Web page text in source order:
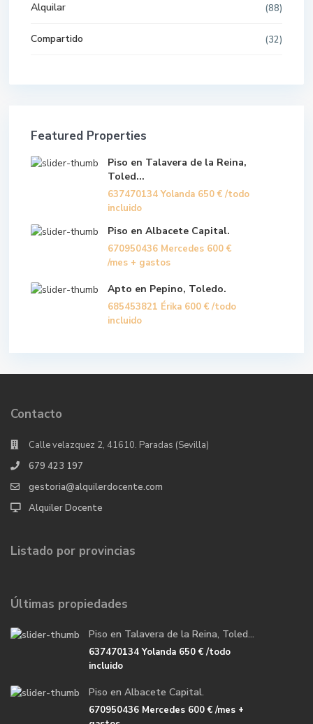
Alquilar (88)
Compartido (32)
Featured Properties
Piso en Talavera de la Reina,
Toled...
637470134 Yolanda 650 € /todo
incluido
Piso en Albacete Capital.
670950436 Mercedes 600 €
/mes + gastos
Apto en Pepino, Toledo.
685453821 Érika 600 € /todo
incluido
Contacto
Calle velazquez 2, 41610. Paradas (Sevilla)
679 423 197
gestoria@alquilerdocente.com
Alquiler Docente
Listado por provincias
Últimas propiedades
Piso en Talavera de la Reina, Toled...
637470134 Yolanda 650 €/todo
incluido
Piso en Albacete Capital.
670950436 Mercedes 600 €/mes +